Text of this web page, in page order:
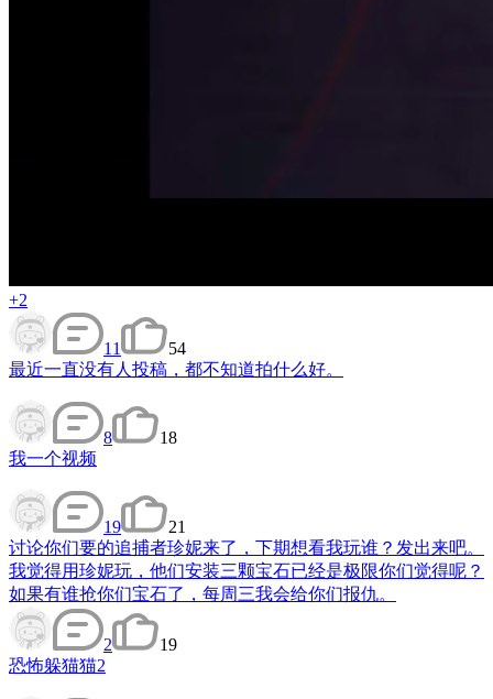
+2
11
54
最近一直没有人投稿，都不知道拍什么好。
8
18
我一个视频
19
21
讨论你们要的追捕者珍妮来了，下期想看我玩谁？发出来吧。
我觉得用珍妮玩，他们安装三颗宝石已经是极限你们觉得呢？
如果有谁抢你们宝石了，每周三我会给你们报仇。
2
19
恐怖躲猫猫2